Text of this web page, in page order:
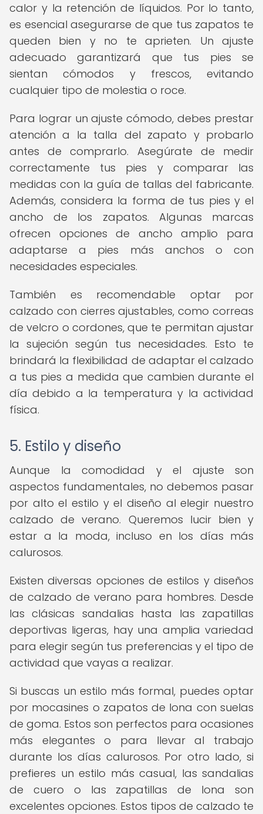
calor y la retención de líquidos. Por lo tanto,
es esencial asegurarse de que tus zapatos te
queden bien y no te aprieten. Un ajuste
adecuado garantizará que tus pies se
sientan cómodos y frescos, evitando
cualquier tipo de molestia o roce.
Para lograr un ajuste cómodo, debes prestar
atención a la talla del zapato y probarlo
antes de comprarlo. Asegúrate de medir
correctamente tus pies y comparar las
medidas con la guía de tallas del fabricante.
Además, considera la forma de tus pies y el
ancho de los zapatos. Algunas marcas
ofrecen opciones de ancho amplio para
adaptarse a pies más anchos o con
necesidades especiales.
También es recomendable optar por
calzado con cierres ajustables, como correas
de velcro o cordones, que te permitan ajustar
la sujeción según tus necesidades. Esto te
brindará la flexibilidad de adaptar el calzado
a tus pies a medida que cambien durante el
día debido a la temperatura y la actividad
física.
5. Estilo y diseño
Aunque la comodidad y el ajuste son
aspectos fundamentales, no debemos pasar
por alto el estilo y el diseño al elegir nuestro
calzado de verano. Queremos lucir bien y
estar a la moda, incluso en los días más
calurosos.
Existen diversas opciones de estilos y diseños
de calzado de verano para hombres. Desde
las clásicas sandalias hasta las zapatillas
deportivas ligeras, hay una amplia variedad
para elegir según tus preferencias y el tipo de
actividad que vayas a realizar.
Si buscas un estilo más formal, puedes optar
por mocasines o zapatos de lona con suelas
de goma. Estos son perfectos para ocasiones
más elegantes o para llevar al trabajo
durante los días calurosos. Por otro lado, si
prefieres un estilo más casual, las sandalias
de cuero o las zapatillas de lona son
excelentes opciones. Estos tipos de calzado te